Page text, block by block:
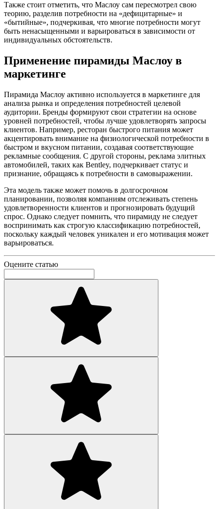
Также стоит отметить, что Маслоу сам пересмотрел свою
теорию, разделив потребности на «дефицитарные» и
«бытийные», подчеркивая, что многие потребности могут
быть ненасыщенными и варьироваться в зависимости от
индивидуальных обстоятельств.
Применение пирамиды Маслоу в
маркетинге
Пирамида Маслоу активно используется в маркетинге для
анализа рынка и определения потребностей целевой
аудитории. Бренды формируют свои стратегии на основе
уровней потребностей, чтобы лучше удовлетворять запросы
клиентов. Например, ресторан быстрого питания может
акцентировать внимание на физиологической потребности в
быстром и вкусном питании, создавая соответствующие
рекламные сообщения. С другой стороны, реклама элитных
автомобилей, таких как Bentley, подчеркивает статус и
признание, обращаясь к потребности в самовыражении.
Эта модель также может помочь в долгосрочном
планировании, позволяя компаниям отслеживать степень
удовлетворенности клиентов и прогнозировать будущий
спрос. Однако следует помнить, что пирамиду не следует
воспринимать как строгую классификацию потребностей,
поскольку каждый человек уникален и его мотивация может
варьироваться.
Оцените статью